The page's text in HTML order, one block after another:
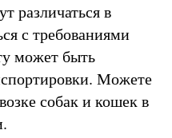
различаться в
с требованиями
может быть
Можете
собак и кошек в